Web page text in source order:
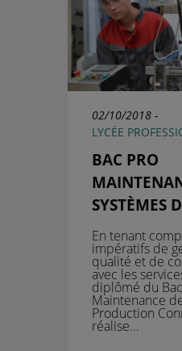
02/10/2018 -
LYCÉE
BAC PRO
SYSTÈMES
En tenant
impératifs de
qualité et de
avec les
diplômé du
Maintenance
Production
réalise...